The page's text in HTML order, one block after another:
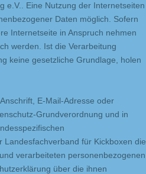
e.V.. Eine Nutzung der Internetseiten
Daten möglich. Sofern
Internetseite in Anspruch nehmen
werden. Ist die Verarbeitung
keine gesetzliche Grundlage, holen
E-Mail-Adresse oder
Grundverordnung und in
für Kickboxen die
verarbeiteten personenbezogenen
über die ihnen